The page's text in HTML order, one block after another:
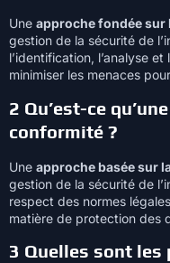
Une approche fondée sur
gestion de la sécurité de
l’identification, l’analyse
minimiser les menaces
2 Qu’est-ce
conformité ?
Une approche basée sur
gestion de la sécurité de
respect des normes
matière de protection des
3 Quelles sont les